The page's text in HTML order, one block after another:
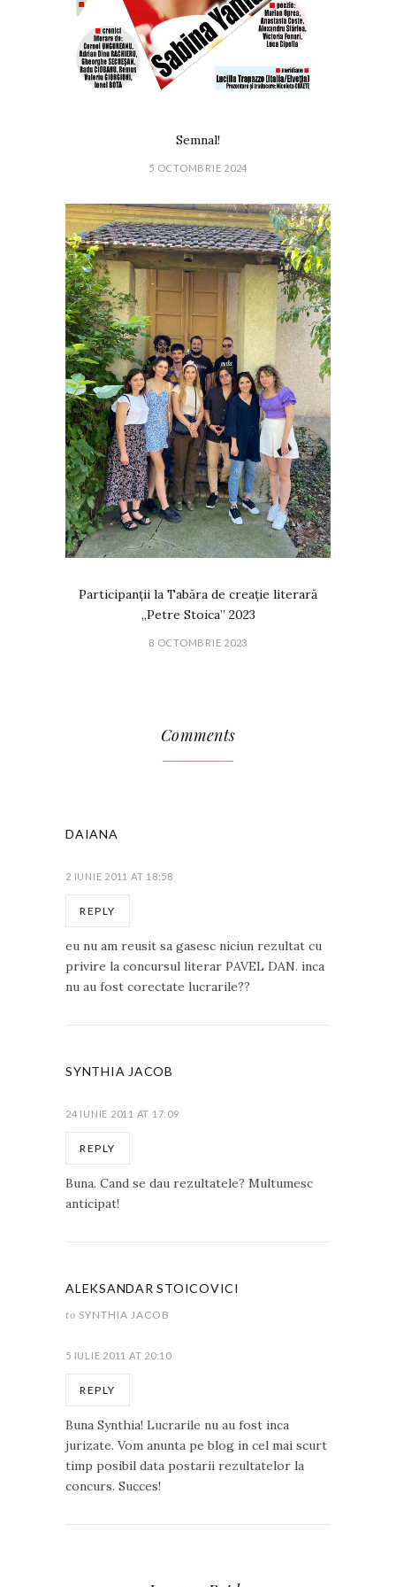
Semnal!
5 OCTOMBRIE 2024
Participanții la Tabăra de creație literară
„Petre Stoica” 2023
8 OCTOMBRIE 2023
Comments
DAIANA
2 IUNIE 2011 AT 18:58
REPLY
eu nu am reusit sa gasesc niciun rezultat cu
privire la concursul literar PAVEL DAN. inca
nu au fost corectate lucrarile??
SYNTHIA JACOB
24 IUNIE 2011 AT 17:09
REPLY
Buna. Cand se dau rezultatele? Multumesc
anticipat!
ALEKSANDAR STOICOVICI
to SYNTHIA JACOB
5 IULIE 2011 AT 20:10
REPLY
Buna Synthia! Lucrarile nu au fost inca
jurizate. Vom anunta pe blog in cel mai scurt
timp posibil data postarii rezultatelor la
concurs. Succes!